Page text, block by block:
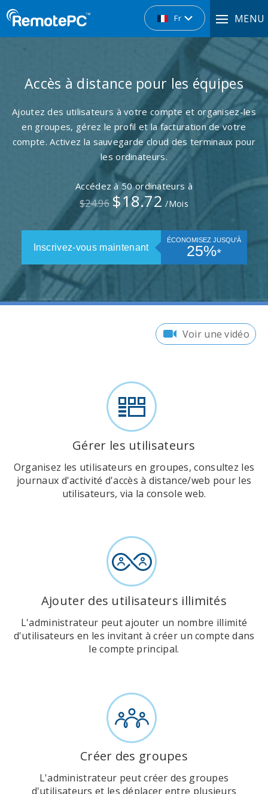
Fr MENU
Accès à distance pour les équipes
Ajoutez des utilisateurs à votre compte et organisez-les
en groupes, gérez le profil et la facturation de votre
compte. Activez la sauvegarde cloud des terminaux pour
les ordinateurs.
Accédez à50 ordinateurs à
$24.96 $18.72 /Mois
Inscrivez-vous maintenant
ÉCONOMISEZ JUSQU'À
25% ⁎
Voir une vidéo
Gérer les utilisateurs
Organisez les utilisateurs en groupes, consultez les
journaux d'activité d'accès à distance/web pour les
utilisateurs, via la console web.
Ajouter des utilisateurs illimités
L'administrateur peut ajouter un nombre illimité
d'utilisateurs en les invitant à créer un compte dans
le compte principal.
Créer des groupes
L'administrateur peut créer des groupes
d'utilisateurs et les déplacer entre plusieurs